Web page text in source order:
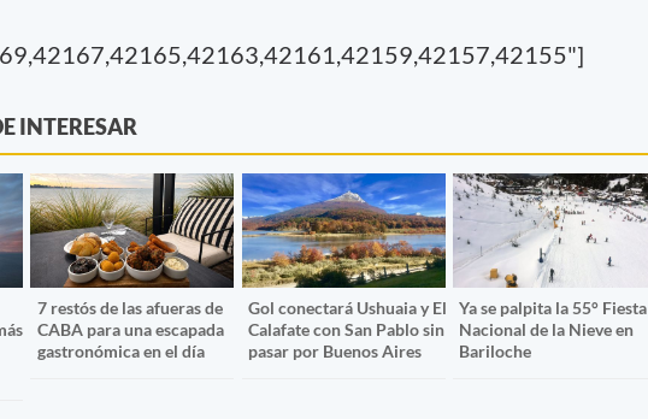
INTERESAR
7 restós de las afueras de
CABA para una escapada
gastronómica en el día
Gol conectará Ushuaia y El
Calafate con San Pablo sin
pasar por Buenos Aires
Ya se palpita la 55° Fiesta
Nacional de la Nieve en
Bariloche